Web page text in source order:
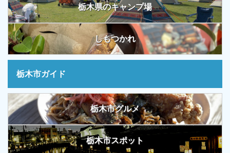
栃木県のキャンプ場
しもつかれ
栃木市ガイド
栃木市グルメ
栃木市スポット